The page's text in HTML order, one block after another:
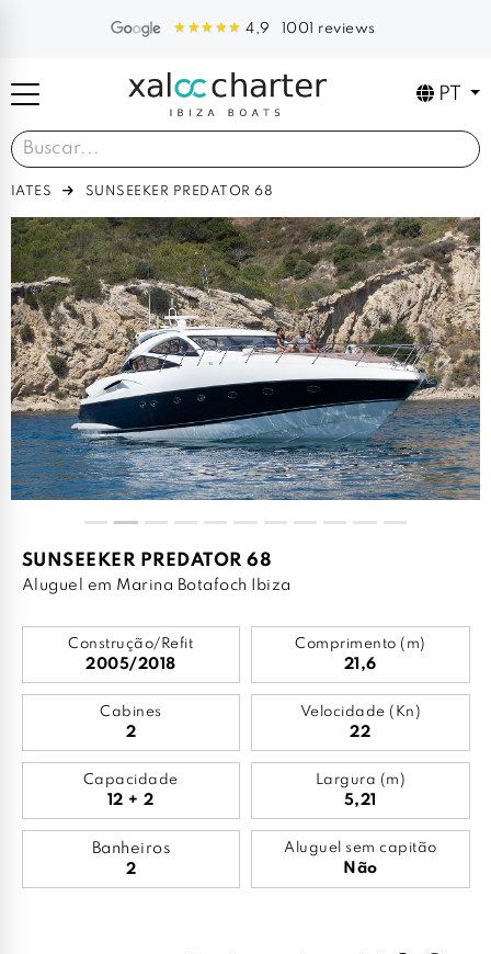
4,9 1001 reviews
PT
IATES SUNSEEKER PREDATOR 68
Previous Next
SUNSEEKER PREDATOR 68
Aluguel em Marina Botafoch Ibiza
Construção/Refit
2005/2018
Comprimento (m)
21,6
Cabines
2
Velocidade (Kn)
22
Capacidade
12 + 2
Largura (m)
5,21
Banheiros
2
Aluguel sem capitão
Não